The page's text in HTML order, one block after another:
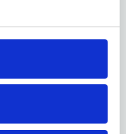
pas un
dans
ton